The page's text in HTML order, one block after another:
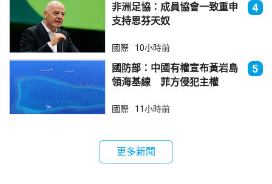
非洲足協：成員協會一致重申
支持恩芬天奴
4
國際 10小時前
國防部：中國有權宣布黃岩島
領海基線 菲方侵犯主權
5
國際 11小時前
更多新聞